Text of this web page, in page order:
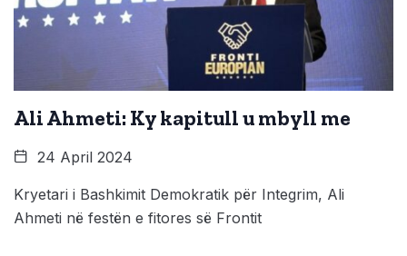
Ali Ahmeti: Ky kapitull u mbyll me
24 April 2024
Kryetari i Bashkimit Demokratik për Integrim, Ali
Ahmeti në festën e fitores së Frontit